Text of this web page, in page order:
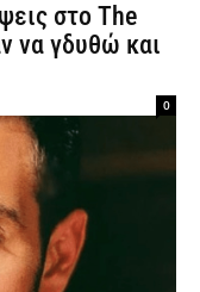
στο The
να γδυθώ και
0